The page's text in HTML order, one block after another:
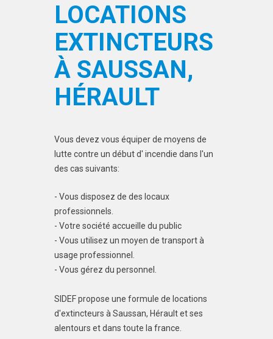
LOCATIONS
EXTINCTEURS
À SAUSSAN,
HÉRAULT
Vous devez vous équiper de moyens de
lutte contre un début d' incendie dans l'un
des cas suivants:
- Vous disposez de des locaux
professionnels.
- Votre société accueille du public
- Vous utilisez un moyen de transport à
usage professionnel.
- Vous gérez du personnel.
SIDEF propose une formule de locations
d'extincteurs à Saussan, Hérault et ses
alentours et dans toute la france.